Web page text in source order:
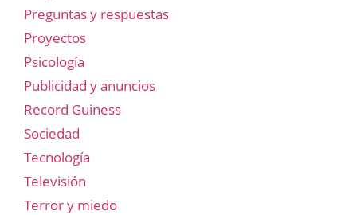
Preguntas y respuestas
Proyectos
Psicología
Publicidad y anuncios
Record Guiness
Sociedad
Tecnología
Televisión
Terror y miedo